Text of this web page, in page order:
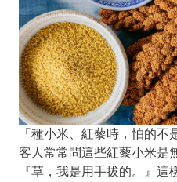
「種小米、紅藜時，怕的不
客人常常問這些紅藜小米是
『草，我是用手拔的。』